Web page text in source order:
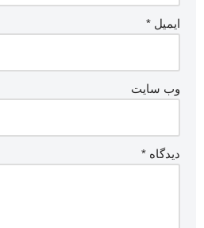
ایمیل *
وب‌ سایت
دیدگاه *